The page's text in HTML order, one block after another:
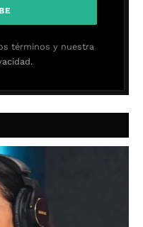
términos y nuestra